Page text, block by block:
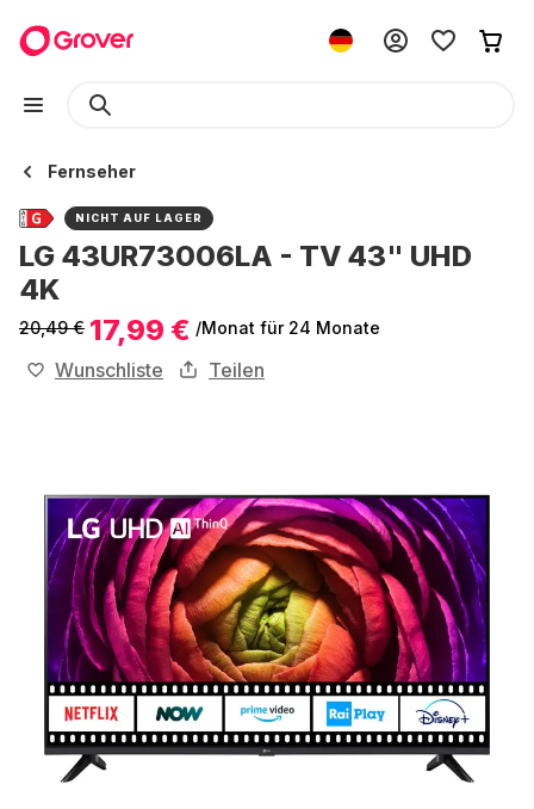
Fernseher
NICHT AUF LAGER
LG 43UR73006LA - TV 43" UHD
4K
20,49 € 17,99 € /Monat für 24 Monate
Wunschliste Teilen